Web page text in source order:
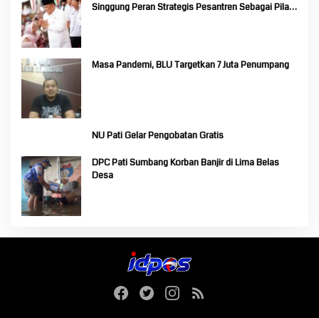
Singgung Peran Strategis Pesantren Sebagai Pilar
Masa Pandemi, BLU Targetkan 7 Juta Penumpang
NU Pati Gelar Pengobatan Gratis
DPC Pati Sumbang Korban Banjir di Lima Belas
Desa